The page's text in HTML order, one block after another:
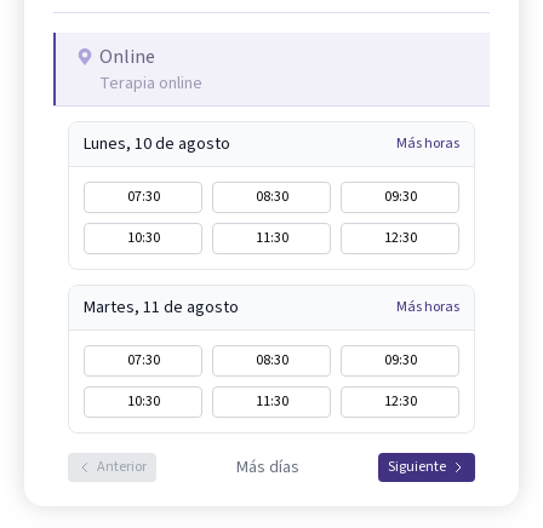
Online
Terapia online
Lunes, 10 de agosto Más horas
07:30 08:30
09:30
10:30
11:30 12:30
Martes, 11 de agosto Más horas
07:30 08:30
09:30
10:30
11:30 12:30
Anterior Más días Siguiente